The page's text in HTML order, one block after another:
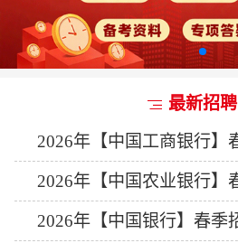
最新招聘
2026年【中国工商银行】
2026年【中国农业银行】
2026年【中国银行】春季